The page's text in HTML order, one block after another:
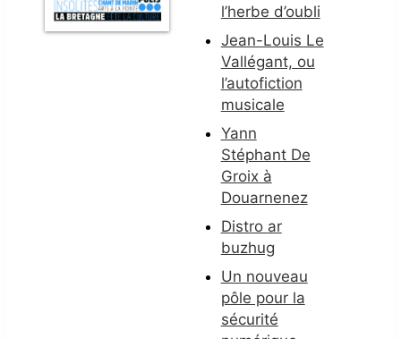
l’herbe d’oubli
Jean-Louis Le
Vallégant, ou
l’autofiction
musicale
Yann
Stéphant De
Groix à
Douarnenez
Distro ar
buzhug
Un nouveau
pôle pour la
sécurité